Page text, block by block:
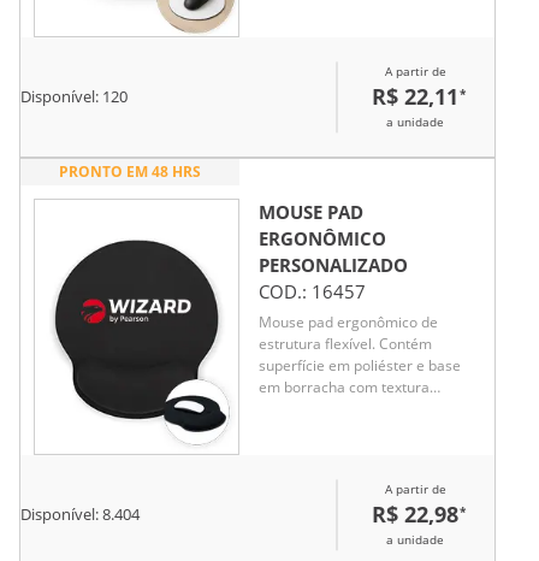
Disponível: 120
A partir de
R$ 22,11 *
a unidade
PRONTO EM 48 HRS
MOUSE PAD
ERGONÔMICO
PERSONALIZADO
COD.: 16457
Mouse pad ergonômico de
estrutura flexível. Contém
superfície em poliéster e base
em borracha com textura
Disponível:8.404
A partir de
R$ 22,98*
a unidade